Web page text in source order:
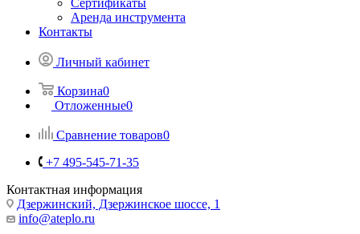
Сертификаты
Аренда инструмента
Контакты
Личный кабинет
Корзина0
Отложенные0
Сравнение товаров0
+7 495-545-71-35
Контактная информация
Дзержинский, Дзержинское шоссе, 1
info@ateplo.ru